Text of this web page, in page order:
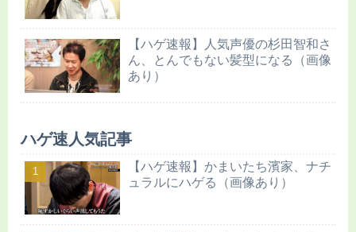
【ハゲ速報】人気声優の杉田智和さ
ん、とんでもない髪型になる（画像
あり）
ハゲ速人気記事
【ハゲ速報】かまいたち濱家、ナチ
ュラルにハゲる（画像あり）